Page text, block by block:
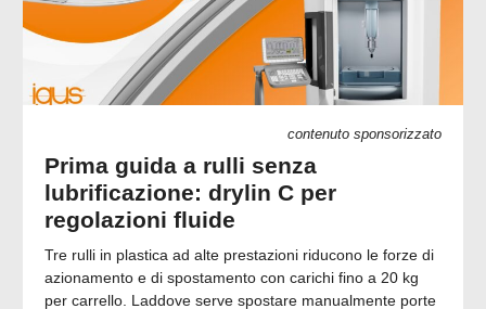
contenuto sponsorizzato
Prima guida a rulli senza
lubrificazione: drylin C per
regolazioni fluide
Tre rulli in plastica ad alte prestazioni riducono le forze di
azionamento e di spostamento con carichi fino a 20 kg
per carrello. Laddove serve spostare manualmente porte